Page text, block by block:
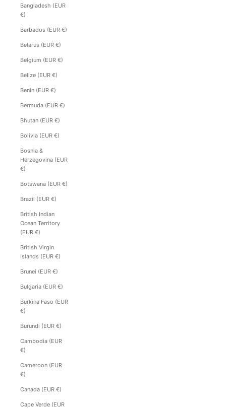
Bangladesh (EUR
€)
Barbados (EUR €)
Belarus (EUR €)
Belgium (EUR €)
Belize (EUR €)
Benin (EUR €)
Bermuda (EUR €)
Bhutan (EUR €)
Bolivia (EUR €)
Bosnia &
Herzegovina (EUR
€)
Botswana (EUR €)
Brazil (EUR €)
British Indian
Ocean Territory
(EUR €)
British Virgin
Islands (EUR €)
Brunei (EUR €)
Bulgaria (EUR €)
Burkina Faso (EUR
€)
Burundi (EUR €)
Cambodia (EUR
€)
Cameroon (EUR
€)
Canada (EUR €)
Cape Verde (EUR